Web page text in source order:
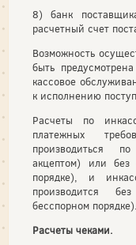
8) банк
расчетный счет
Возможность
быть
кассовое
к исполнению
Расчеты по
платежных
производиться
акцептом) или без
порядке), и
производится
бесспорном порядке).
Расчеты чеками.